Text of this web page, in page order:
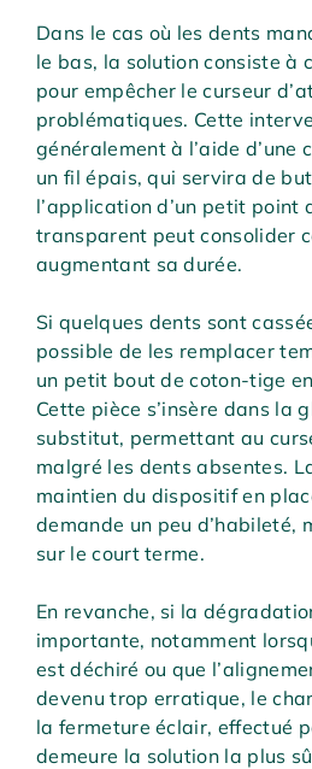
Dans le cas où les dents
le bas, la solution consiste à
pour empêcher le curseur
problématiques. Cette
généralement à l’aide d’une
un fil épais, qui servira de
l’application d’un petit point
transparent peut consolider
augmentant sa durée.
Si quelques dents sont
possible de les remplacer
un petit bout de coton-tige
Cette pièce s’insère dans la
substitut, permettant au
malgré les dents absentes.
maintien du dispositif en
demande un peu d’habileté,
sur le court terme.
En revanche, si la
importante, notamment
est déchiré ou que
devenu trop erratique, le
la fermeture éclair, effectué
demeure la solution la plus